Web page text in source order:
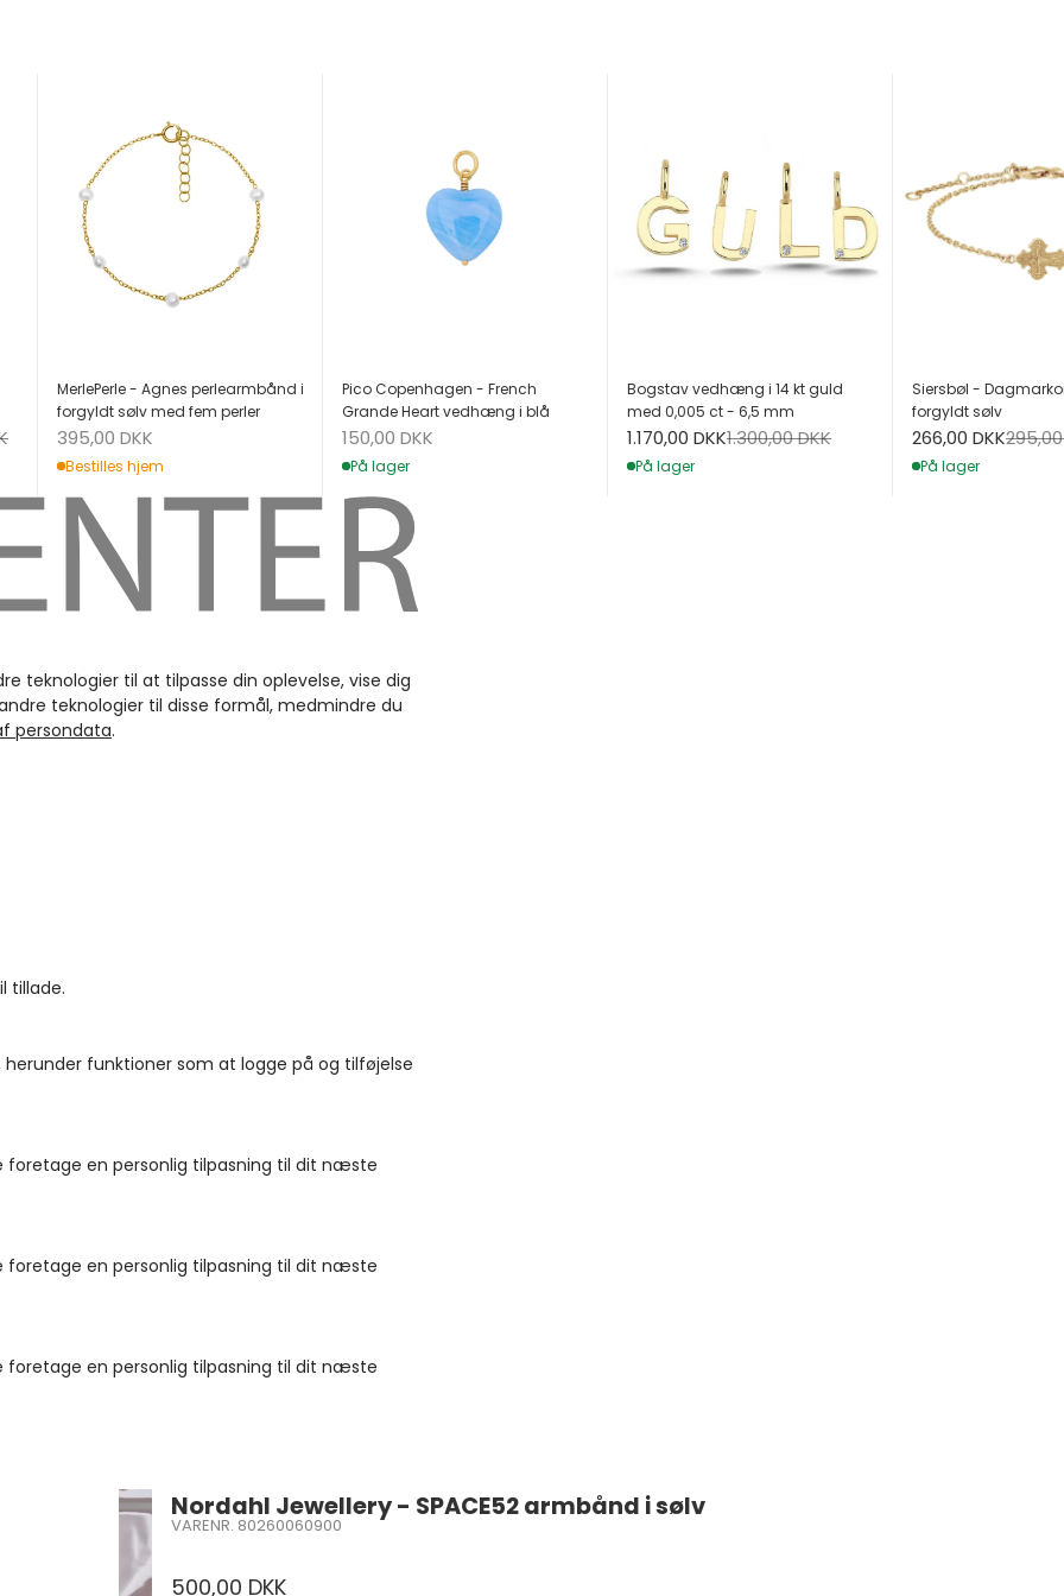
MerlePerle - Agnes perlearmbånd i
forgyldt sølv med fem perler
Salgspris
395,00 DKK
Bestilles hjem
Pico Copenhagen - French
Grande Heart vedhæng i blå
Salgspris
150,00 DKK
På lager
Bogstav vedhæng i 14 kt guld
med 0,005 ct - 6,5 mm
Salgspris
1.170,00 DKKNormalpris
1.300,00 DKK
På lager
Siersbøl -
forgyldt sølv
Salgspris
266,00 DKK
På lager
teknologier til at tilpasse din oplevelse, vise dig
teknologier til disse formål, medmindre du
persondata.
tillade.
funktioner som at logge på og tilføjelse
foretage en personlig tilpasning til dit næste
foretage en personlig tilpasning til dit næste
foretage en personlig tilpasning til dit næste
Nordahl Jewellery - SPACE52 armbånd i sølv
VARENR. 80260060900
Salgspris
500,00 DKK